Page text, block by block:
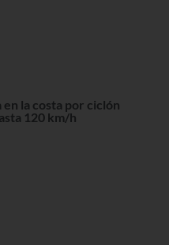
la costa por ciclón
120 km/h